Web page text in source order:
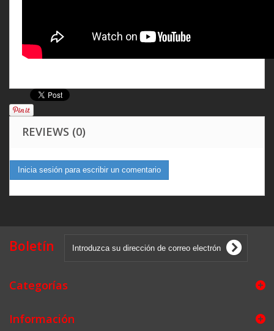
REVIEWS (0)
Inicia sesión para escribir un comentario
Boletín
Categorías
Información